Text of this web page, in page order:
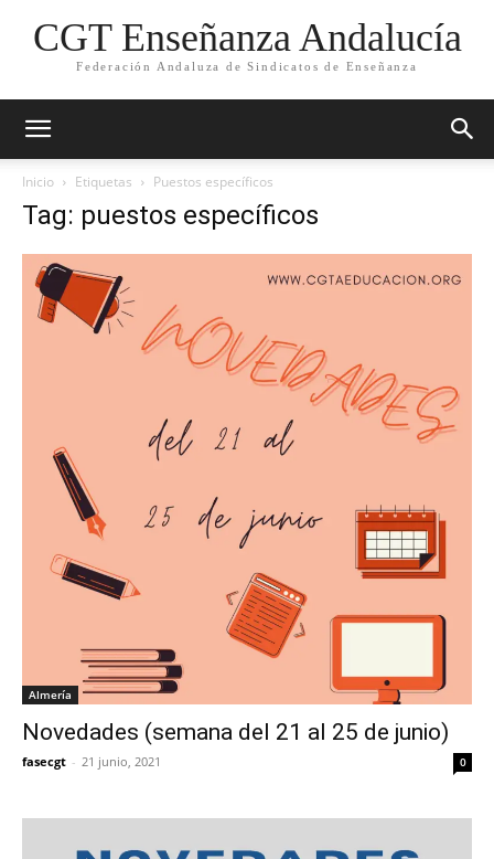
CGT Enseñanza Andalucía
Federación Andaluza de Sindicatos de Enseñanza
Inicio Etiquetas Puestos específicos
Tag: puestos específicos
Almería
Novedades (semana del 21 al 25 de junio)
fasecgt - 21 junio, 2021 0